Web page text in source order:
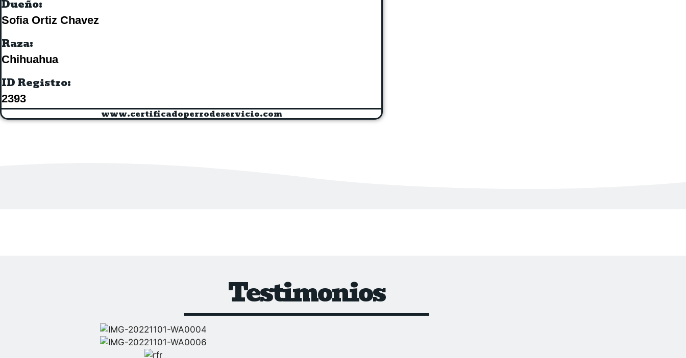
Dueño:
Sofia Ortiz Chavez
Raza:
Chihuahua
ID Registro:
2393
www.certificadoperrodeservicio.com
Testimonios